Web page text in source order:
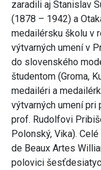
zaradili aj Stanislav
(1878 – 1942) a
medailérsku školu v
výtvarných umení v
do slovenského
študentom (Groma,
medailéri a
výtvarných umení pri
prof. Rudolfovi
Polonský, Vika).
de Beaux Artes
polovici